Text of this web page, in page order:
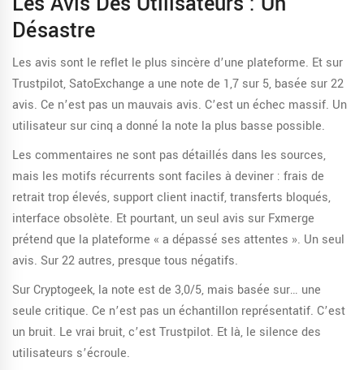
Désastre
Les avis sont le reflet le plus sincère d’une plateforme. Et sur
Trustpilot, SatoExchange a une note de 1,7 sur 5, basée sur 22
avis. Ce n’est pas un mauvais avis. C’est un échec massif. Un
utilisateur sur cinq a donné la note la plus basse possible.
Les commentaires ne sont pas détaillés dans les sources,
mais les motifs récurrents sont faciles à deviner : frais de
retrait trop élevés, support client inactif, transferts bloqués,
interface obsolète. Et pourtant, un seul avis sur Fxmerge
prétend que la plateforme « a dépassé ses attentes ». Un seul
avis. Sur 22 autres, presque tous négatifs.
Sur Cryptogeek, la note est de 3,0/5, mais basée sur… une
seule critique. Ce n’est pas un échantillon représentatif. C’est
un bruit. Le vrai bruit, c’est Trustpilot. Et là, le silence des
utilisateurs s’écroule.